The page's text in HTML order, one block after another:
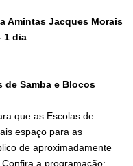
Amintas Jacques Morais
1 dia
de Samba e Blocos
que as Escolas de
espaço para as
de aproximadamente
a programação: